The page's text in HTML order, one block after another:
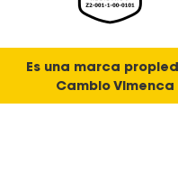
Es una marca
Cambio Vimenca